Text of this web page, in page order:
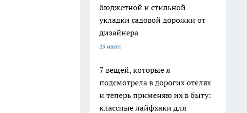
бюджетной и стильной
укладки садовой дорожки от
дизайнера
25 июля
7 вещей, которые я
подсмотрела в дорогих отелях
и теперь применяю их в быту:
классные лайфхаки для